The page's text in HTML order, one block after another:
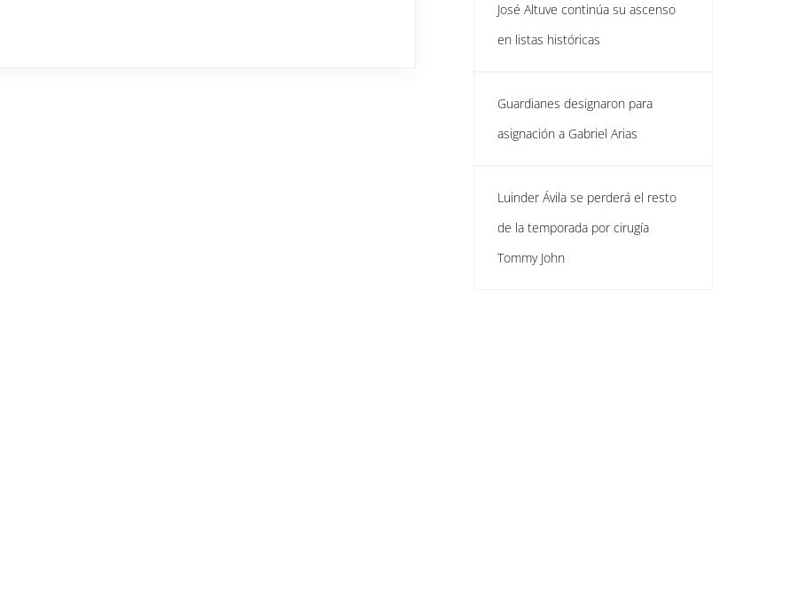
José Altuve continúa su ascenso
en listas históricas
Guardianes designaron para
asignación a Gabriel Arias
Luinder Ávila se perderá el resto
de la temporada por cirugía
Tommy John